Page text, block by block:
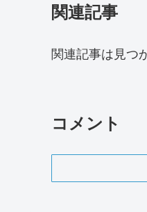
関連記事
関連記事は見つ
コメント